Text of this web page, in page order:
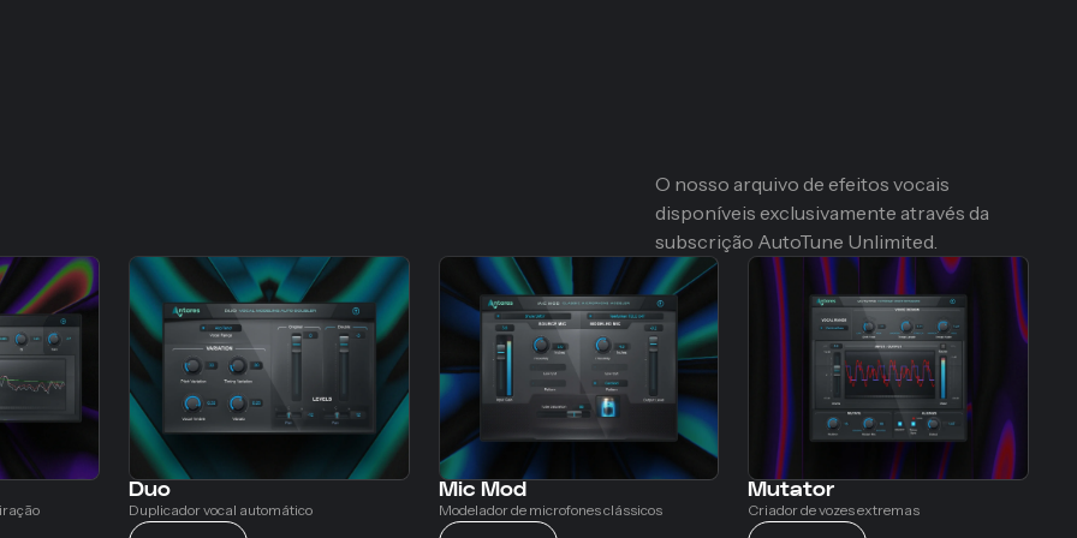
O nosso arquivo de efeitos vocais
disponíveis exclusivamente através da
subscrição AutoTune Unlimited.
Duo
Duplicador vocal automático
Mic Mod
Modelador de microfones clássicos
Mutator
Criador de vozes extremas